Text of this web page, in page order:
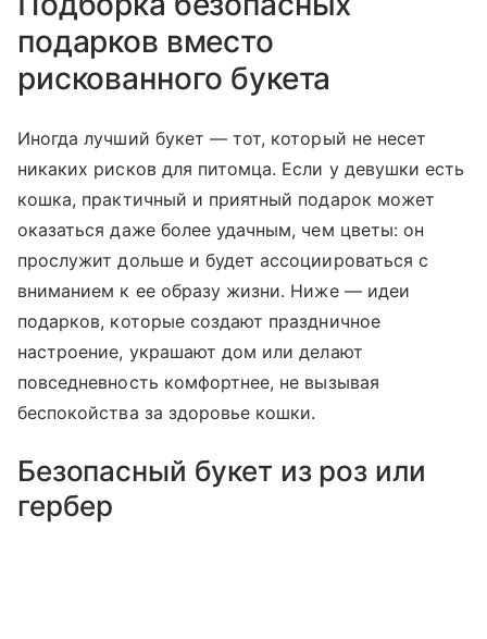
подарков вместо
рискованного букета
Иногда лучший букет — тот, который не несет
никаких рисков для питомца. Если у девушки есть
кошка, практичный и приятный подарок может
оказаться даже более удачным, чем цветы: он
прослужит дольше и будет ассоциироваться с
вниманием к ее образу жизни. Ниже — идеи
подарков, которые создают праздничное
настроение, украшают дом или делают
повседневность комфортнее, не вызывая
беспокойства за здоровье кошки.
Безопасный букет из роз или
гербер